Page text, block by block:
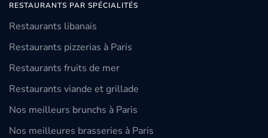
RESTAURANTS PAR SPÉCIALITÉS
Restaurants libanais
Restaurants pizzerias à Paris
Restaurants fruits de mer
Restaurants viande et grillade
Nos meilleurs brunchs à Paris
Nos meilleures brasseries à Paris